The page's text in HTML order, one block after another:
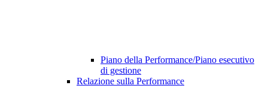
Piano della Performance/Piano esecutivo
di gestione
Relazione sulla Performance